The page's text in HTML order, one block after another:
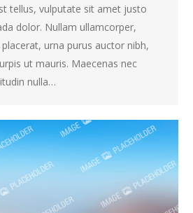
tellus, vulputate sit amet justo
dolor. Nullam ullamcorper,
urna purus auctor nibh,
ut mauris. Maecenas nec
nulla…